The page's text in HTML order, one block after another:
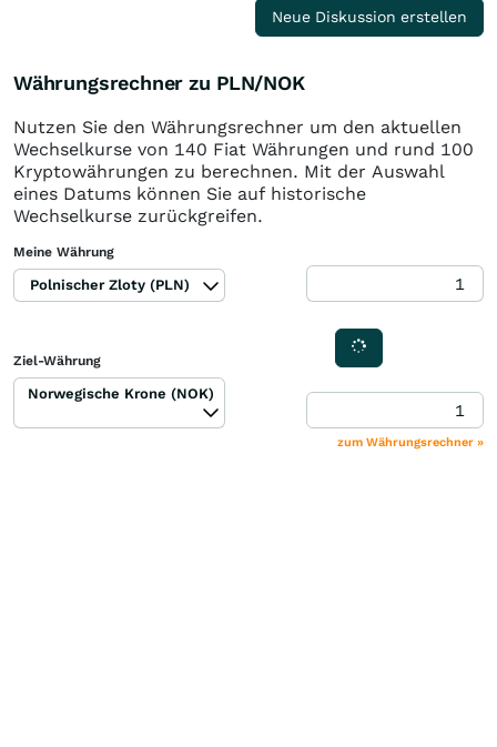
Neue Diskussion erstellen
Währungsrechner zu PLN/NOK
Nutzen Sie den Währungsrechner um den aktuellen
Wechselkurse von 140 Fiat Währungen und rund 100
Kryptowährungen zu berechnen. Mit der Auswahl
eines Datums können Sie auf historische
Wechselkurse zurückgreifen.
Meine Währung
Polnischer Zloty (PLN)
Ziel-Währung
Norwegische Krone (NOK)
zum Währungsrechner »